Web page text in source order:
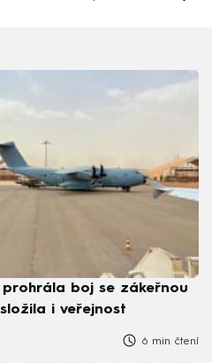
prohrála boj se zákeřnou
i veřejnost
6 min čtení